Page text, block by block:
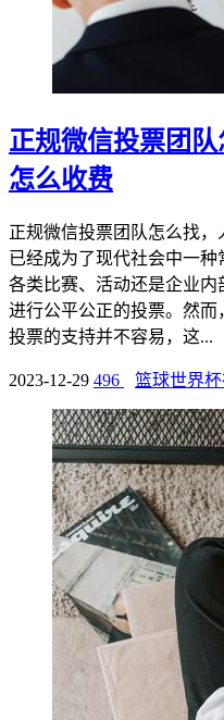
正规微信投票团
怎么收费
正规微信投票团队怎么找
已经成为了现代社会中一
各类比赛、活动还是企业
进行公平公正的投票。然
投票的支持并不容易，这...
2023-12-29 496 篮球世界